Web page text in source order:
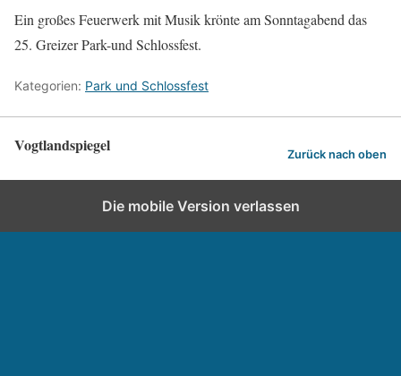
Ein großes Feuerwerk mit Musik krönte am Sonntagabend das
25. Greizer Park-und Schlossfest.
Kategorien: Park und Schlossfest
Vogtlandspiegel Zurück nach oben
Die mobile Version verlassen